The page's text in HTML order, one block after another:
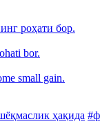
роҳати бор.
bor.
small gain.
ҳақида